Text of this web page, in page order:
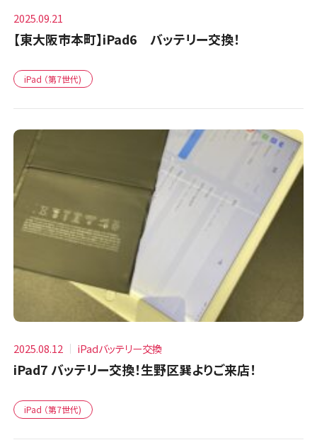
2025.09.21
【東大阪市本町】iPad6 バッテリー交換！
iPad （第7世代)
2025.08.12 iPadバッテリー交換
iPad7 バッテリー交換！生野区巽よりご来店！
iPad （第7世代)